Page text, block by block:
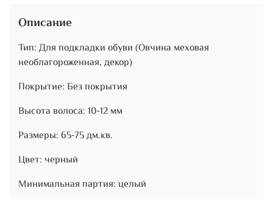
Описание
Тип: Для подкладки обуви (Овчина меховая
необлагороженная, декор)
Покрытие: Без покрытия
Высота волоса: 10-12 мм
Размеры: 65-75 дм.кв.
Цвет: черный
Минимальная партия: целый